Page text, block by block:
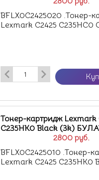
BFLX0C2425020 .Тонер-
Lexmark C2425 C235HC0
2800 руб.
Тонер-картридж Lexmark
C235HK0 Black (3k)
BFLX0C2425010 .Тонер-
Lexmark C2425 C235HK0